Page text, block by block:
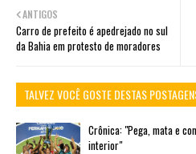
ANTIGOS
Carro de prefeito é apedrejado no sul
da Bahia em protesto de moradores
TALVEZ VOCÊ GOSTE DESTAS
Crônica: "Pega, mata e
interior"